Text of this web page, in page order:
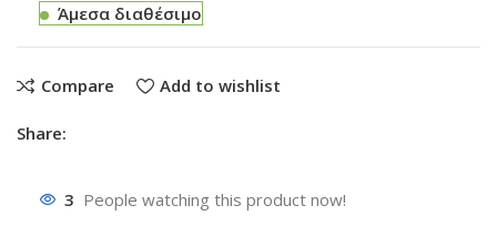
Άμεσα διαθέσιμο
Compare Add to wishlist
Share:
3 People watching this product now!